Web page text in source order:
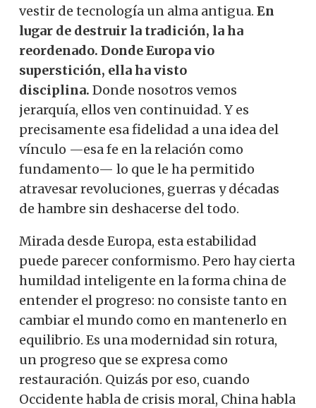
vestir de tecnología un alma antigua. En
lugar de destruir la tradición, la ha
reordenado. Donde Europa vio
superstición, ella ha visto
disciplina. Donde nosotros vemos
jerarquía, ellos ven continuidad. Y es
precisamente esa fidelidad a una idea del
vínculo —esa fe en la relación como
fundamento— lo que le ha permitido
atravesar revoluciones, guerras y décadas
de hambre sin deshacerse del todo.
Mirada desde Europa, esta estabilidad
puede parecer conformismo. Pero hay cierta
humildad inteligente en la forma china de
entender el progreso: no consiste tanto en
cambiar el mundo como en mantenerlo en
equilibrio. Es una modernidad sin rotura,
un progreso que se expresa como
restauración. Quizás por eso, cuando
Occidente habla de crisis moral, China habla